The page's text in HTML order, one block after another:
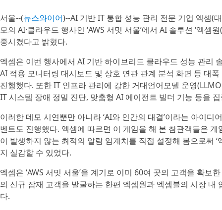
서울--(뉴스와이어)--AI 기반 IT 통합 성능 관리 전문 기업 엑셈(
모의 AI·클라우드 행사인 ‘AWS 서밋 서울’에서 AI 솔루션 ‘엑
중시켰다고 밝혔다.
엑셈은 이번 행사에서 AI 기반 하이브리드 클라우드 성능 관리
AI 적용 모니터링 대시보드 및 상호 연관 관계 분석 화면 등 대
진행했다. 또한 IT 인프라 관리에 강한 거대언어모델 운영
IT 시스템 장애 정밀 진단, 맞춤형 AI 에이전트 빌더 기능 등을
이러한 데모 시연뿐만 아니라 ‘AI와 인간의 대결’이라는 아이디
벤트도 진행했다. 엑셈에 따르면 이 게임을 해 본 참관객들은
이 발생하지 않는 최적의 알람 임계치를 직접 설정해 봄으로써
지 실감할 수 있었다.
엑셈은 ‘AWS 서밋 서울’을 계기로 이미 60여 곳의 고객을 확
의 신규 잠재 고객을 발굴하는 한편 엑셈원과 엑셈블의 시장
다.